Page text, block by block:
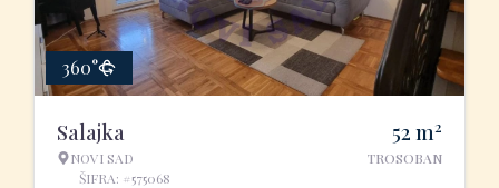
360°
Salajka
NOVI SAD
ŠIFRA: #575068
52 m2
TROSOBAN